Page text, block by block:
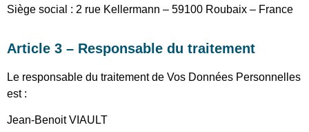
Siège social : 2 rue Kellermann – 59100 Roubaix – France
Article 3 – Responsable du traitement
Le responsable du traitement de Vos Données Personnelles
est :
Jean-Benoit VIAULT